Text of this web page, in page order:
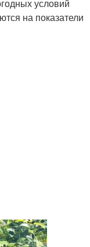
условий
на показатели